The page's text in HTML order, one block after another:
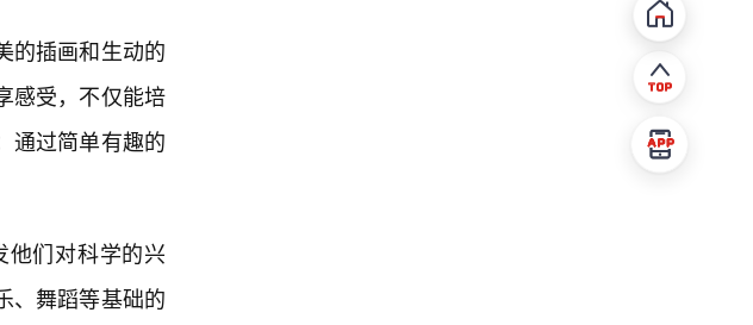
的插画和生动的
感受，不仅能培
通过简单有趣的
们对科学的兴
、舞蹈等基础的